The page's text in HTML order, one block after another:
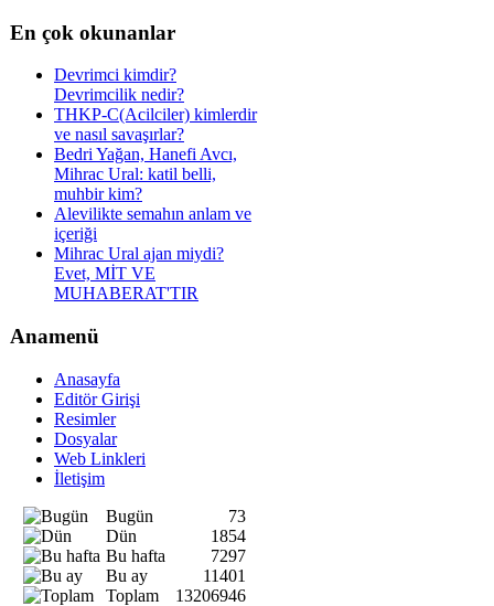
En çok okunanlar
Devrimci kimdir?
Devrimcilik nedir?
THKP-C(Acilciler) kimlerdir
ve nasıl savaşırlar?
Bedri Yağan, Hanefi Avcı,
Mihrac Ural: katil belli,
muhbir kim?
Alevilikte semahın anlam ve
içeriği
Mihrac Ural ajan miydi?
Evet, MİT VE
MUHABERAT'TIR
Anamenü
Anasayfa
Editör Girişi
Resimler
Dosyalar
Web Linkleri
İletişim
Bugün
73
Dün
1854
Bu hafta
7297
Bu ay
11401
Toplam
13206946